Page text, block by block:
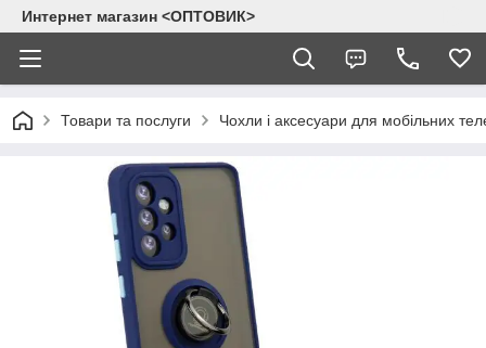
Интернет магазин <ОПТОВИК>
Товари та послуги Чохли і аксесуари для мобільних